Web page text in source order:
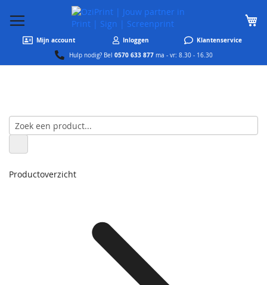
Mijn account Inloggen Klantenservice
Hulp nodig? Bel 0570 633 877 ma - vr: 8.30 - 16.30
Productoverzicht